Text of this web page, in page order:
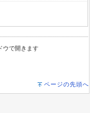
ウで開きます
ページの先頭へ